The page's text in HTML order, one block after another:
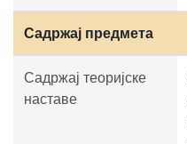
Садржај предмета
Садржај теоријске
наставе